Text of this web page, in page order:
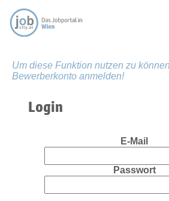
Um diese Funktion nutzen zu
Bewerberkonto anmelden!
Login
E-Mail
Passwort